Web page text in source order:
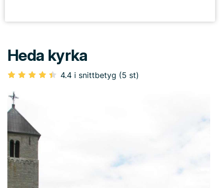
Heda kyrka
4.4 i snittbetyg (5 st)